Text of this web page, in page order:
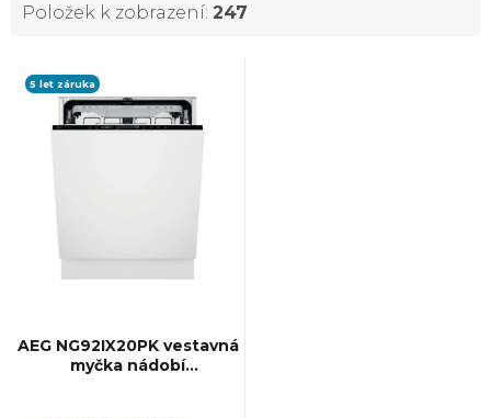
Položek k zobrazení: 247
V
p
5 let záruka
AEG NG92IX20PK vestavná
myčka nádobí